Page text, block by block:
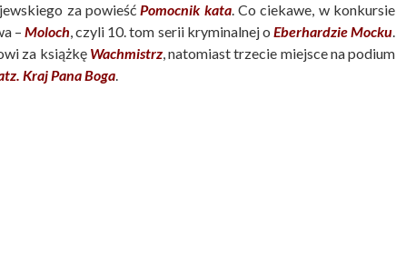
za powieśćPomocnik kata. Co ciekawe, w konkursie
– Moloch, czyli 10. tom serii kryminalnej o Eberhardzie Mocku.
za książkę Wachmistrz, natomiast trzecie miejsce na podium
Kraj Pana Boga.